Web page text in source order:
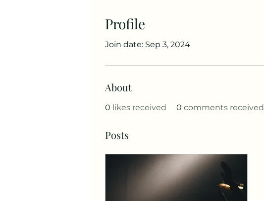
Profile
Join date: Sep 3, 2024
About
0 likes received 0 comments received
Posts